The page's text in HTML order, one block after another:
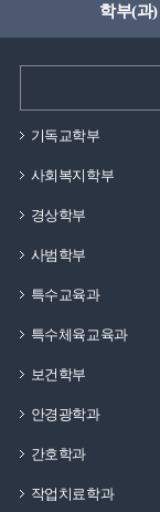
학부(과
기독교학부
사회복지학부
경상학부
사범학부
특수교육과
특수체육교육과
보건학부
안경광학과
간호학과
작업치료학과